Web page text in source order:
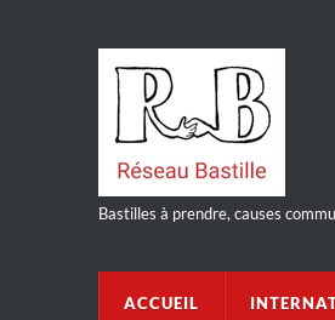
Bastilles à prendre, causes
ACCUEIL